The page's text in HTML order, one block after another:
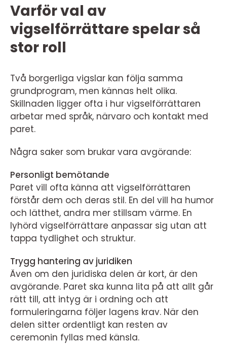
Varför val av
vigselförrättare spelar så
stor roll
Två borgerliga vigslar kan följa samma
grundprogram, men kännas helt olika.
Skillnaden ligger ofta i hur vigselförrättaren
arbetar med språk, närvaro och kontakt med
paret.
Några saker som brukar vara avgörande:
Personligt bemötande
Paret vill ofta känna att vigselförrättaren
förstår dem och deras stil. En del vill ha humor
och lätthet, andra mer stillsam värme. En
lyhörd vigselförrättare anpassar sig utan att
tappa tydlighet och struktur.
Trygg hantering av juridiken
Även om den juridiska delen är kort, är den
avgörande. Paret ska kunna lita på att allt går
rätt till, att intyg är i ordning och att
formuleringarna följer lagens krav. När den
delen sitter ordentligt kan resten av
ceremonin fyllas med känsla.